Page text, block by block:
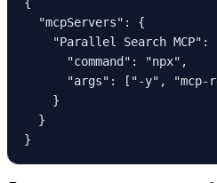
{
  "mcpServers": {
"Parallel Search MCP":
      "command": "npx",
"args": ["-y", "mcp-
    }
  }
}